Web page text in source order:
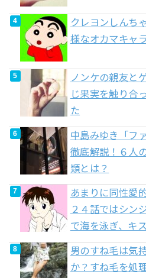
クレヨンしんち
様なオカマキャ
ノンケの親友と
じ果実を触り合
た
中島みゆき「フ
徹底解説！６人
類とは？
あまりに同性愛
２４話ではシン
で海を泳ぎ、キ
男のすね毛は気
か？すね毛を処